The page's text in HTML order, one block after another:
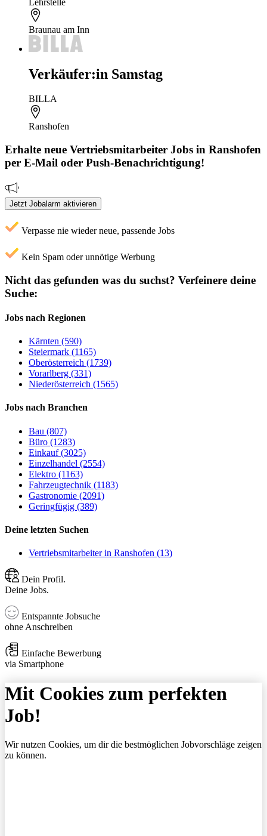
Lehrstelle
Braunau am Inn
Verkäufer:in Samstag
BILLA
Ranshofen
Erhalte neue Vertriebsmitarbeiter Jobs in Ranshofen
per E-Mail oder Push-Benachrichtigung!
Jetzt Jobalarm aktivieren
Verpasse nie wieder neue, passende Jobs
Kein Spam oder unnötige Werbung
Nicht das gefunden was du suchst? Verfeinere deine
Suche:
Jobs nach Regionen
Kärnten (590)
Steiermark (1165)
Oberösterreich (1739)
Vorarlberg (331)
Niederösterreich (1565)
Jobs nach Branchen
Bau (807)
Büro (1283)
Einkauf (3025)
Einzelhandel (2554)
Elektro (1163)
Fahrzeugtechnik (1183)
Gastronomie (2091)
Geringfügig (389)
Deine letzten Suchen
Vertriebsmitarbeiter in Ranshofen (13)
Dein Profil.
Deine Jobs.
Entspannte Jobsuche
ohne Anschreiben
Einfache Bewerbung
via Smartphone
Mit Cookies zum perfekten
Job!
Wir nutzen Cookies, um dir die bestmöglichen Jobvorschläge zeigen
zu können.